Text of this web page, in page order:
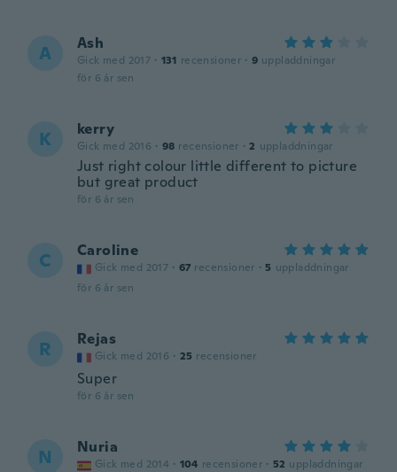
A Ash
Gick med 2017 · 131 recensioner · 9 uppladdningar
för 6 år sen
K kerry
Gick med 2016 · 98 recensioner · 2 uppladdningar
Just right colour little different to picture
but great product
för 6 år sen
C Caroline
Gick med 2017 · 67 recensioner · 5 uppladdningar
för 6 år sen
R Rejas
Gick med 2016 · 25 recensioner
Super
för 6 år sen
N Nuria
Gick med 2014 · 104 recensioner · 52 uppladdningar